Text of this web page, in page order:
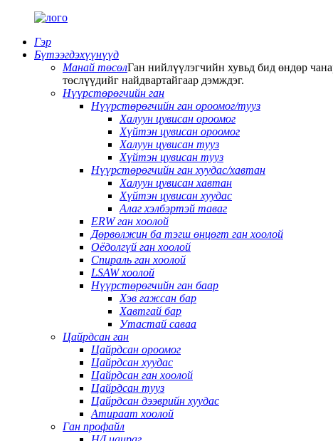
Гэр
Бүтээгдэхүүнүүд
Манай төсөлГан нийлүүлэгчийн хувьд бид өндөр
төслүүдийг найдвартайгаар дэмждэг.
Нүүрстөрөгчийн ган
Нүүрстөрөгчийн ган ороомог/тууз
Халуун цувисан ороомог
Хүйтэн цувисан ороомог
Халуун цувисан тууз
Хүйтэн цувисан тууз
Нүүрстөрөгчийн ган хуудас/хавтан
Халуун цувисан хавтан
Хүйтэн цувисан хуудас
Алаг хэлбэртэй таваг
ERW ган хоолой
Дөрвөлжин ба тэгш өнцөгт ган хоолой
Оёдолгүй ган хоолой
Спираль ган хоолой
LSAW хоолой
Нүүрстөрөгчийн ган баар
Хэв гажсан бар
Хавтгай бар
Утастай саваа
Цайрдсан ган
Цайрдсан ороомог
Цайрдсан хуудас
Цайрдсан ган хоолой
Цайрдсан тууз
Цайрдсан дээврийн хуудас
Атираат хоолой
Ган профайл